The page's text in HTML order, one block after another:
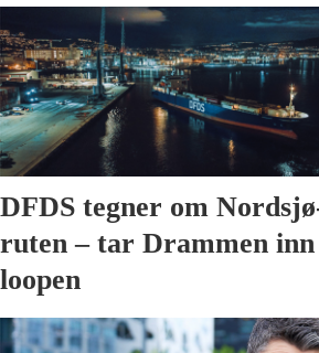
DFDS tegner om
ruten – tar Drammen
loopen